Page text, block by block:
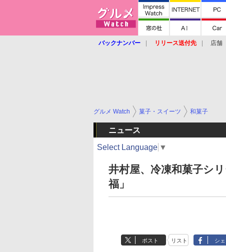
バックナンバー リリース送付先 店舗
グルメ Watch 菓子・スイーツ 和菓子
ニュース
Select Language ▼
井村屋、冷凍和菓子シ
福」
ポスト リスト シ